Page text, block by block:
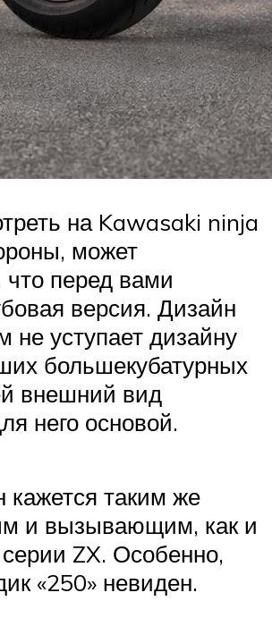
на Kawasaki ninja
может
что перед вами
версия. Дизайн
не уступает дизайну
большекубатурных
внешний вид
него основой.
кажется таким же
и вызывающим, как и
ZX. Особенно,
«250» невиден.